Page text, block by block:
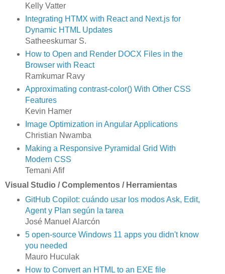
Kelly Vatter
Integrating HTMX with React and Next.js for
Dynamic HTML Updates
Satheeskumar S.
How to Open and Render DOCX Files in the
Browser with React
Ramkumar Ravy
Approximating contrast-color() With Other CSS
Features
Kevin Hamer
Image Optimization in Angular Applications
Christian Nwamba
Making a Responsive Pyramidal Grid With
Modern CSS
Temani Afif
Visual Studio / Complementos / Herramientas
GitHub Copilot: cuándo usar los modos Ask, Edit,
Agent y Plan según la tarea
José Manuel Alarcón
5 open-source Windows 11 apps you didn't know
you needed
Mauro Huculak
How to Convert an HTML to an EXE file